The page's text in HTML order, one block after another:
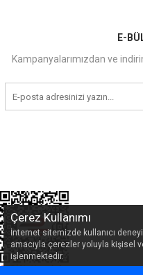
E-
Kampanyalarımızdan ve
Çerez Kullanımı
İnternet sitemizde kullanıcı
amacıyla çerezler yoluyla kişisel
işlenmektedir.